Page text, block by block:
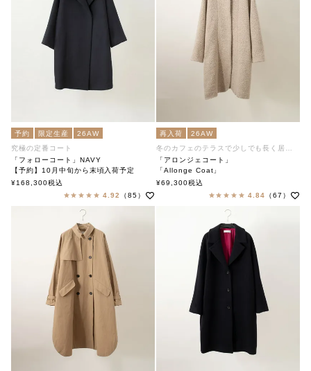
予約 限定生産
26AW
究極の定番コート
「フォローコート」NAVY
【予約】10月中旬から末頃入荷予定
「Follow Coat」
soutiencollar（ステンカラー）
¥168,300税込
4.92
（85）
再入荷
26AW
冬のカフェのテラスで少しでも長く居ます
「アロンジェコート」
「Allonge Coat」
soutiencollar（ステンカラー）
¥69,300税込
4.84
（67）